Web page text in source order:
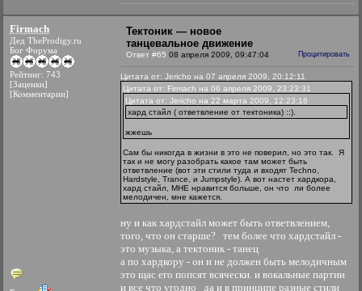
Firmach
Дед TheProdigy.ru
Бог Форума
Рейтинг: 743
[Заценки]
[Комментарии]
Тектоник — новое
танцевальное движение
Ответ #65 08 апреля 2009, 09:47:04 Процитировать
Цитата от: Jericho на 07 апреля 2009, 20:12:11
Цитата от: Firmach на 06 апреля 2009, 23:23:31
Цитата от: Jericho на 22 марта 2009, 12:23:16
хард стайл ( ответвление от тектоника) ::).
жжешь
Сам бы никогда в жизни в это не поверил, но это так.
Я
так и не могу разобрать какое там может быть
ответвление (вот эти стили туда и входят Techno,
Hardstyle, Trance, и Jumpstyle). А вот настет хардкора,
хард стайл, МНЕ нравится больше, он что ли более
мелодичен, мне кажется.
ну и как хардстайл может быть ответвлением,
того, что он старше?
тем более что хардстайл -
это музыка, а тектоник - танец
а по хардкору - он и не должен быть мелодичным
это щас его попсят всячески. и вокальные партии
и все что угодно
да и в принципе разные стили